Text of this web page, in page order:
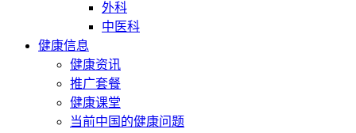
外科
中医科
健康信息
健康资讯
推广套餐
健康课堂
当前中国的健康问题